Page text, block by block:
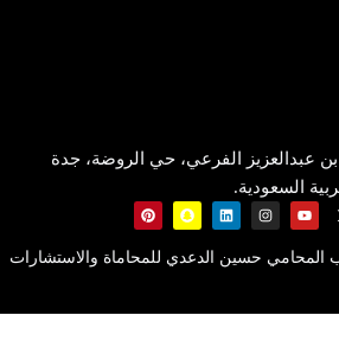
عبدالعزيز الفرعي، حي الروضة، جدة
حسين الدعدي للمحاماة والاستشارات